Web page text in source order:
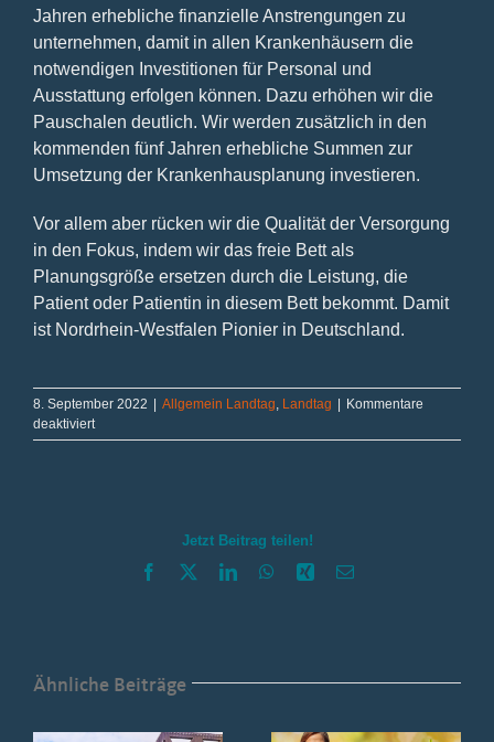
Jahren erhebliche finanzielle Anstrengungen zu
unternehmen, damit in allen Krankenhäusern die
notwendigen Investitionen für Personal und
Ausstattung erfolgen können. Dazu erhöhen wir die
Pauschalen deutlich. Wir werden zusätzlich in den
kommenden fünf Jahren erhebliche Summen zur
Umsetzung der Krankenhausplanung investieren.
Vor allem aber rücken wir die Qualität der Versorgung
in den Fokus, indem wir das freie Bett als
Planungsgröße ersetzen durch die Leistung, die
Patient oder Patientin in diesem Bett bekommt. Damit
ist Nordrhein-Westfalen Pionier in Deutschland.
8. September 2022 | Allgemein Landtag Landtag | Kommentare
deaktiviertfür
Bericht
Jetzt Beitrag teilen!
Facebook LinkedInWhatsApp
Xing E-
Ähnliche Beiträge